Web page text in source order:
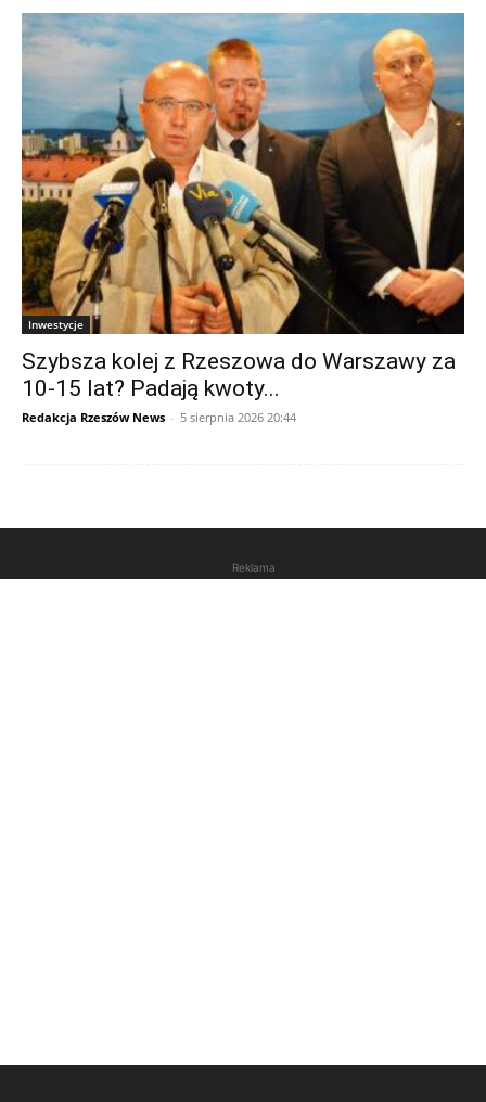
Inwestycje
Szybsza kolej z Rzeszowa do Warszawy za
10-15 lat? Padają kwoty...
Redakcja Rzeszów News - 5 sierpnia 2026 20:44
Reklama